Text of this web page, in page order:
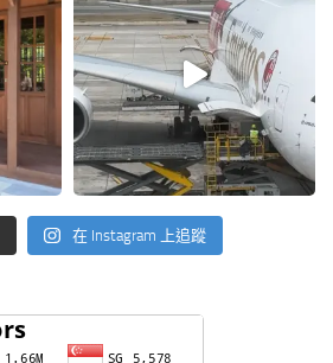
在 Instagram 上追蹤